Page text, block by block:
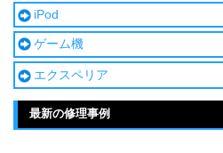
iPod
ゲーム機
エクスペリア
最新の修理事例